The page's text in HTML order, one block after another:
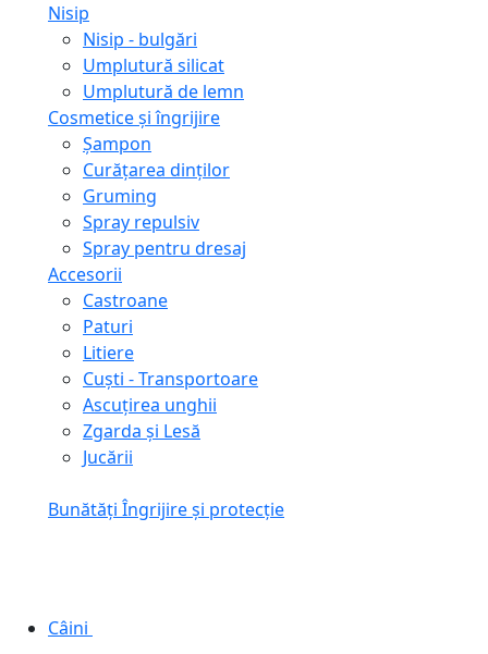
Nisip
Nisip - bulgări
Umplutură silicat
Umplutură de lemn
Cosmetice și îngrijire
Șampon
Curățarea dinților
Gruming
Spray repulsiv
Spray pentru dresaj
Accesorii
Castroane
Paturi
Litiere
Сuști - Transportoare
Ascuţirea unghii
Zgarda și Lesă
Jucării
Bunătăți Îngrijire și protecție
Câini